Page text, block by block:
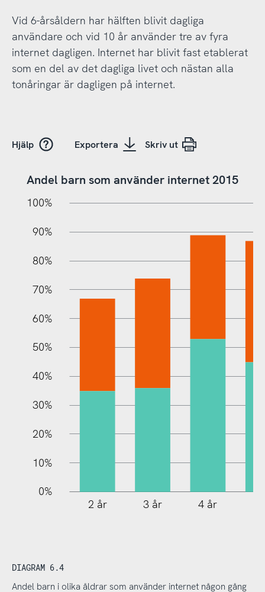
Vid 6-årsåldern har hälften blivit dagliga
användare och vid 10 år använder tre av fyra
internet dagligen. Internet har blivit fast etablerat
som en del av det dagliga livet och nästan alla
tonåringar är dagligen på internet.
Hjälp Exportera Skriv ut
Andel barn som använder internet 2015
10%
100%
90%
80%
70%
60%
50%
40%
30%
20%
10%
0%
2 år 3 år 4 år
DIAGRAM 6.4
Andel barn i olika åldrar som använder internet någon gång